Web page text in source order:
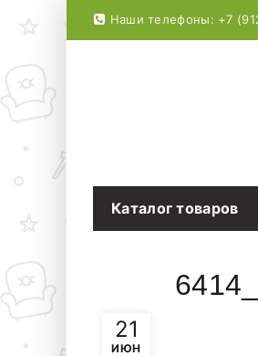
Наши телефоны: +7
Каталог товаров
21
ИЮН